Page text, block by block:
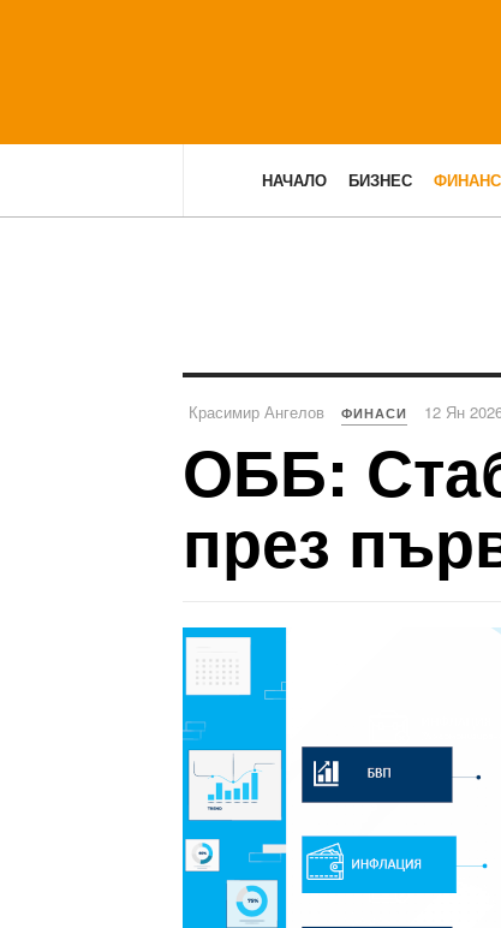
НАЧАЛО БИЗНЕС
Красимир Ангелов ФИНАСИ 12 Ян
ОББ:
през